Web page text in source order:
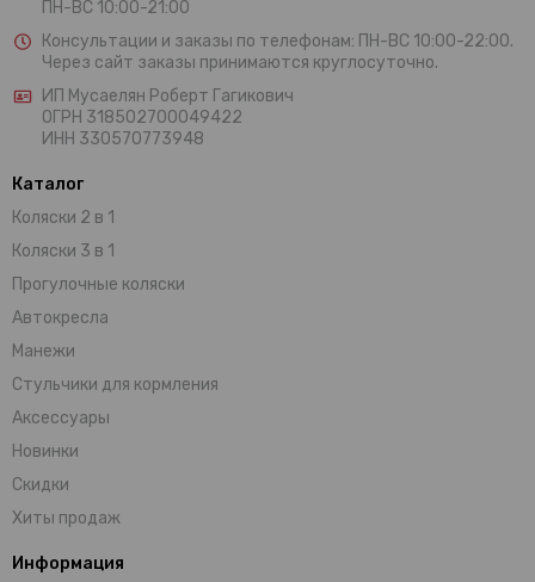
ПН-ВС 10:00-21:00
Консультации и заказы по телефонам: ПН-ВС 10:00-22:00.
Через сайт заказы принимаются круглосуточно.
ИП Мусаелян Роберт Гагикович
ОГРН 318502700049422
ИНН 330570773948
Каталог
Коляски 2 в 1
Коляски 3 в 1
Прогулочные коляски
Автокресла
Манежи
Стульчики для кормления
Аксессуары
Новинки
Скидки
Хиты продаж
Информация